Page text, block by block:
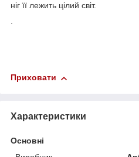
ніг її лежить цілий світ.
.
Приховати
Характеристики
Основні